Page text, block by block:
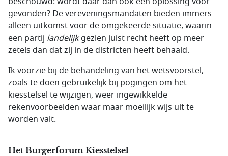
gevonden? De vereveningsmandaten bieden immers
alleen uitkomst voor de omgekeerde situatie, waarin
een partij landelijkgezien juist recht heeft op meer
zetels dan dat zij in de districten heeft behaald.
Ik voorzie bij de behandeling van het wetsvoorstel,
zoals te doen gebruikelijk bij pogingen om het
kiesstelsel te wijzigen, weer ingewikkelde
rekenvoorbeelden waar maar moeilijk wijs uit te
worden valt.
Het Burgerforum Kiesstelsel